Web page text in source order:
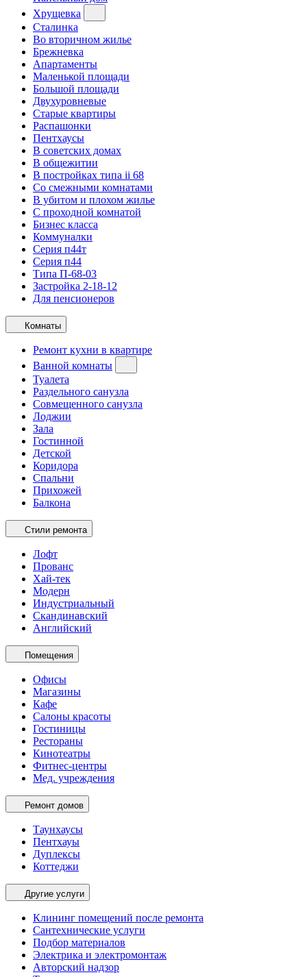
Хрущевка
Сталинка
Во вторичном жилье
Брежневка
Апартаменты
Маленькой площади
Большой площади
Двухуровневые
Старые квартиры
Распашонки
Пентхаусы
В советских домах
В общежитии
В постройках типа ii 68
Со смежными комнатами
В убитом и плохом жилье
С проходной комнатой
Бизнес класса
Коммуналки
Серия п44т
Серия п44
Типа П-68-03
Застройка 2-18-12
Для пенсионеров
Комнаты
Ремонт кухни в квартире
Ванной комнаты
Туалета
Раздельного санузла
Совмещенного санузла
Лоджии
Зала
Гостинной
Детской
Коридора
Спальни
Прихожей
Балкона
Стили ремонта
Лофт
Прованс
Хай-тек
Модерн
Индустриальный
Скандинавский
Английский
Помещения
Офисы
Магазины
Кафе
Салоны красоты
Гостиницы
Рестораны
Кинотеатры
Фитнес-центры
Мед. учреждения
Ремонт домов
Таунхаусы
Пентхауы
Дуплексы
Коттеджи
Другие услуги
Клининг помещений после ремонта
Сантехнические услуги
Подбор материалов
Электрика и электромонтаж
Авторский надзор